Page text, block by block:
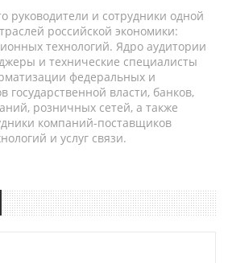
руководители и сотрудники одной
российской экономики:
технологий. Ядро аудитории
и технические специалисты
федеральных и
государственной власти, банков,
розничных сетей, а также
компаний-поставщиков
и услуг связи.